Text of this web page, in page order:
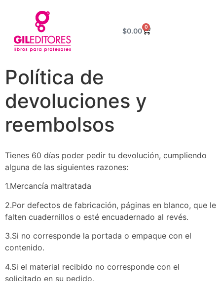
$0.00 0
Política de
devoluciones y
reembolsos
Tienes 60 días poder pedir tu devolución, cumpliendo
alguna de las siguientes razones:
1.Mercancía maltratada
2.Por defectos de fabricación, páginas en blanco, que le
falten cuadernillos o esté encuadernado al revés.
3.Si no corresponde la portada o empaque con el
contenido.
4.Si el material recibido no corresponde con el
solicitado en su pedido.